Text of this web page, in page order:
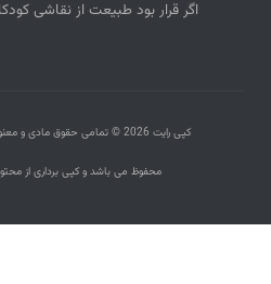
اگر قرار بود طبیعت از نقاشی کودکان
محفوظ می باشد و کپی برداری از